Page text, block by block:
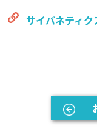
サイバネティ